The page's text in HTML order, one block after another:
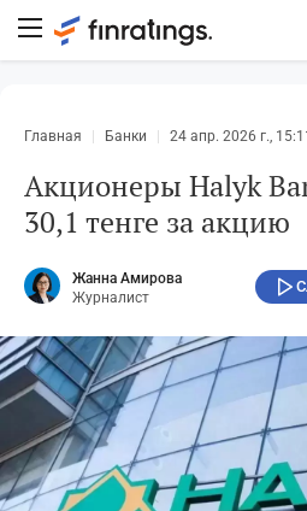
Главная Банки 24 апр. 2026 г.,
Акционеры Halyk
30,1 тенге за акцию
Жанна Амирова
Журналист